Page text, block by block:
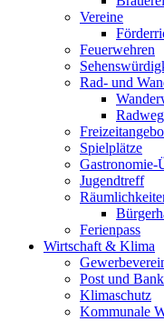
Vereine
Feuerwehren
Rad- und
Spielplätze
Gastronomie-
Jugendtreff
Ferienpass
Wirtschaft & Klima
Post und
Klimaschutz
Kommunale